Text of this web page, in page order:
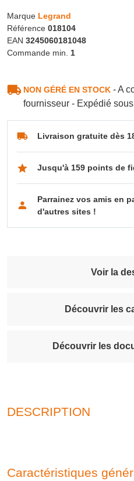
Marque Legrand
Référence 018104
EAN 3245060181048
Commande min. 1
NON GÉRÉ EN STOCK- A
fournisseur - Expédié
Livraison gratuite dès
Jusqu'à 159 points de
Parrainez vos amis en
d'autres sites !
Voir la
Découvrir les
Découvrir les
DESCRIPTION
Caractéristiques